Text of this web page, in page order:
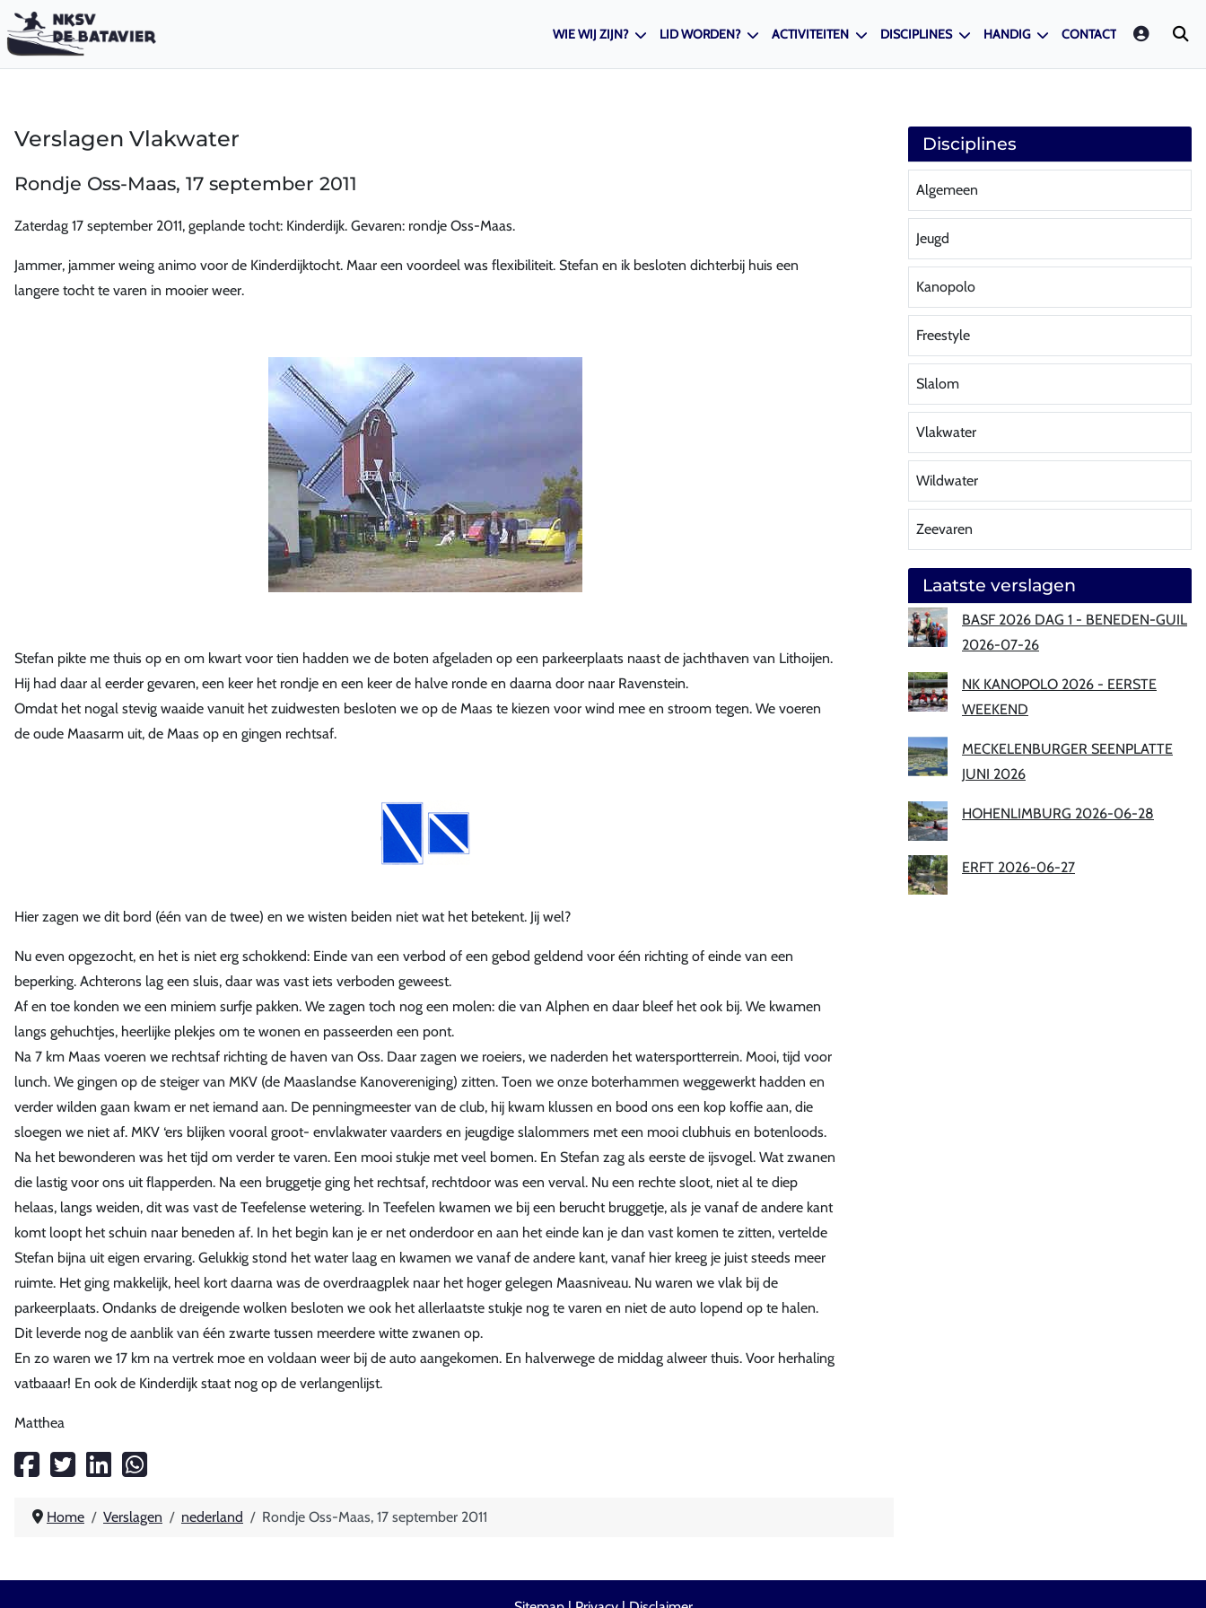
LOGIN
WIE WIJ ZIJN? LID WORDEN? ACTIVITEITEN DISCIPLINES HANDIG CONTACT
Verslagen Vlakwater
Rondje Oss-Maas, 17 september 2011
Zaterdag 17 september 2011, geplande tocht: Kinderdijk. Gevaren: rondje Oss-Maas.
Jammer, jammer weing animo voor de Kinderdijktocht. Maar een voordeel was flexibiliteit. Stefan en ik besloten dichterbij huis een
langere tocht te varen in mooier weer.
Stefan pikte me thuis op en om kwart voor tien hadden we de boten afgeladen op een parkeerplaats naast de jachthaven van Lithoijen.
Hij had daar al eerder gevaren, een keer het rondje en een keer de halve ronde en daarna door naar Ravenstein.
Omdat het nogal stevig waaide vanuit het zuidwesten besloten we op de Maas te kiezen voor wind mee en stroom tegen. We voeren
de oude Maasarm uit, de Maas op en gingen rechtsaf.
Hier zagen we dit bord (één van de twee) en we wisten beiden niet wat het betekent. Jij wel?
Nu even opgezocht, en het is niet erg schokkend: Einde van een verbod of een gebod geldend voor één richting of einde van een
beperking. Achterons lag een sluis, daar was vast iets verboden geweest.
Af en toe konden we een miniem surfje pakken. We zagen toch nog een molen: die van Alphen en daar bleef het ook bij. We kwamen
langs gehuchtjes, heerlijke plekjes om te wonen en passeerden een pont.
Na 7 km Maas voeren we rechtsaf richting de haven van Oss. Daar zagen we roeiers, we naderden het watersportterrein. Mooi, tijd voor
lunch. We gingen op de steiger van MKV (de Maaslandse Kanovereniging) zitten. Toen we onze boterhammen weggewerkt hadden en
verder wilden gaan kwam er net iemand aan. De penningmeester van de club, hij kwam klussen en bood ons een kop koffie aan, die
sloegen we niet af. MKV ‘ers blijken vooral groot- envlakwater vaarders en jeugdige slalommers met een mooi clubhuis en botenloods.
Na het bewonderen was het tijd om verder te varen. Een mooi stukje met veel bomen. En Stefan zag als eerste de ijsvogel. Wat zwanen
die lastig voor ons uit flapperden. Na een bruggetje ging het rechtsaf, rechtdoor was een verval. Nu een rechte sloot, niet al te diep
helaas, langs weiden, dit was vast de Teefelense wetering. In Teefelen kwamen we bij een berucht bruggetje, als je vanaf de andere kant
komt loopt het schuin naar beneden af. In het begin kan je er net onderdoor en aan het einde kan je dan vast komen te zitten, vertelde
Stefan bijna uit eigen ervaring. Gelukkig stond het water laag en kwamen we vanaf de andere kant, vanaf hier kreeg je juist steeds meer
ruimte. Het ging makkelijk, heel kort daarna was de overdraagplek naar het hoger gelegen Maasniveau. Nu waren we vlak bij de
parkeerplaats. Ondanks de dreigende wolken besloten we ook het allerlaatste stukje nog te varen en niet de auto lopend op te halen.
Dit leverde nog de aanblik van één zwarte tussen meerdere witte zwanen op.
En zo waren we 17 km na vertrek moe en voldaan weer bij de auto aangekomen. En halverwege de middag alweer thuis. Voor herhaling
vatbaaar! En ook de Kinderdijk staat nog op de verlangenlijst.
Matthea
Home Verslagen nederland Rondje Oss-Maas, 17 september 2011
Disciplines
Algemeen
Jeugd
Kanopolo
Freestyle
Slalom
Vlakwater
Wildwater
Zeevaren
Laatste verslagen
BASF 2026 DAG 1 - BENEDEN-GUIL
2026-07-26
NK KANOPOLO 2026 - EERSTE
WEEKEND
MECKELENBURGER SEENPLATTE
JUNI 2026
HOHENLIMBURG 2026-06-28
ERFT 2026-06-27